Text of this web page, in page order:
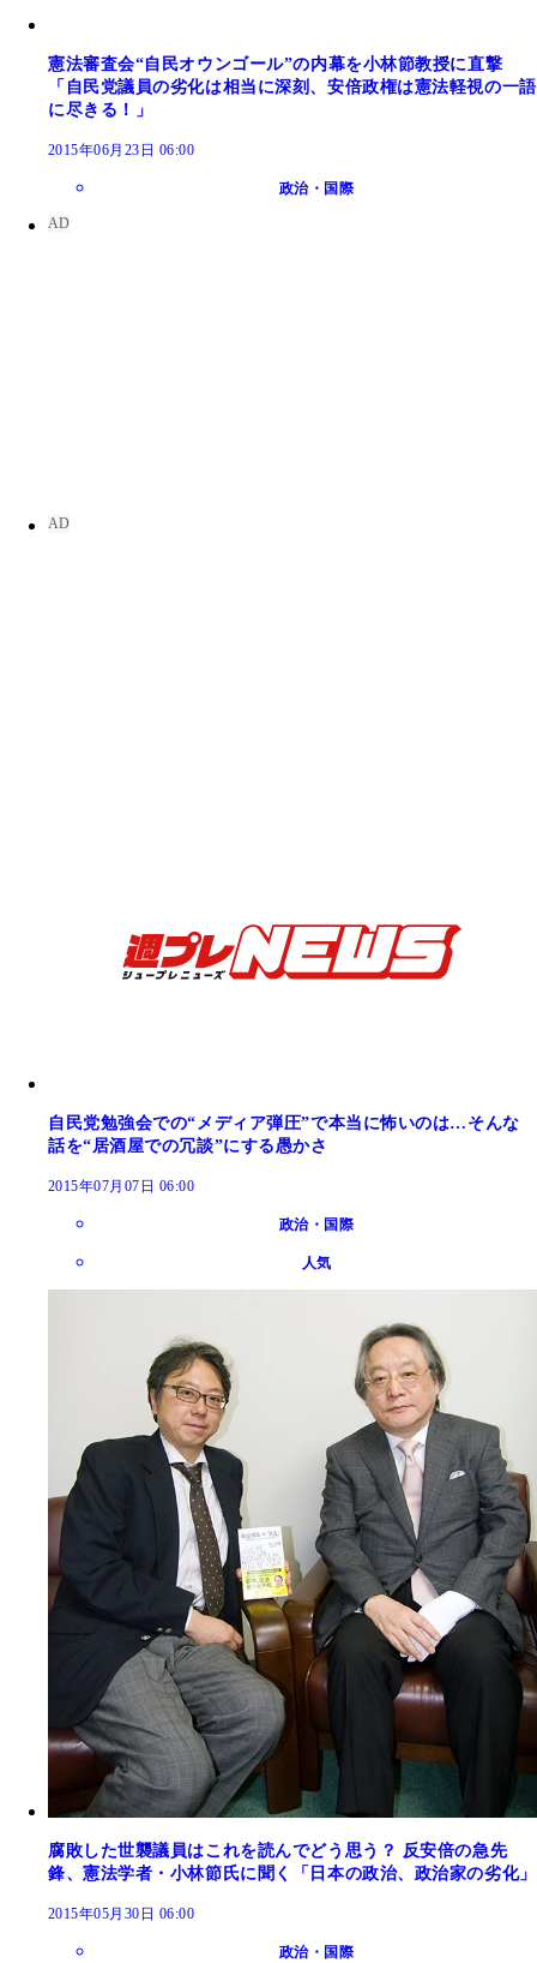
憲法審査会“自民オウンゴール”の内幕を小林節教授に直撃
「自民党議員の劣化は相当に深刻、安倍政権は憲法軽視の一語
に尽きる！」
2015年06月23日 06:00
政治・国際
自民党勉強会での“メディア弾圧”で本当に怖いのは…そんな
話を“居酒屋での冗談”にする愚かさ
2015年07月07日 06:00
政治・国際
人気
腐敗した世襲議員はこれを読んでどう思う？ 反安倍の急先
鋒、憲法学者・小林節氏に聞く「日本の政治、政治家の劣化」
2015年05月30日 06:00
政治・国際